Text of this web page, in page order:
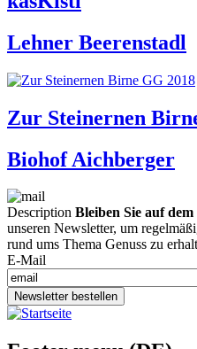
Lehner Beerenstadl
Zur Steinernen
Biohof Aichberger
Description Bleiben Sie auf
unseren Newsletter, um
rund ums Thema Genuss zu
E-Mail
Newsletter bestellen